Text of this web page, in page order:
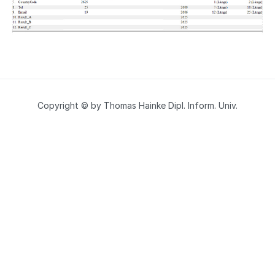
Copyright © by Thomas Hainke Dipl. Inform. Univ.